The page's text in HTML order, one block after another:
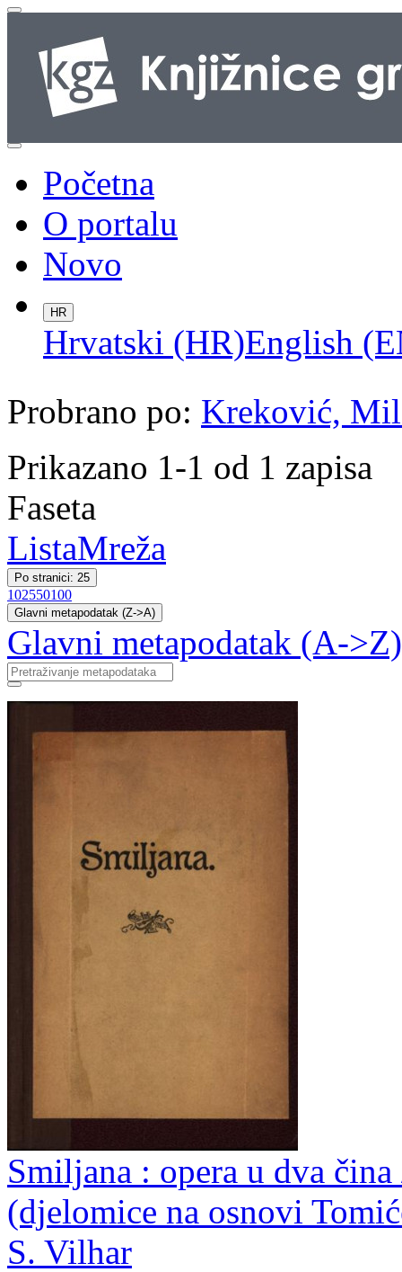
Početna
O portalu
Novo
HR
Hrvatski (HR)English
Probrano po: Kreković,
Prikazano 1-1 od 1 zapisa
Faseta
ListaMreža
Po stranici: 25
102550100
Glavni metapodatak (Z->A)
Glavni metapodatak (A->Z)
Smiljana : opera u dva
(djelomice na osnovi
S. Vilhar